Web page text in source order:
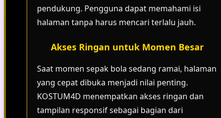
pendukung. Pengguna dapat memahami isi
halaman tanpa harus mencari terlalu jauh.
Akses Ringan untuk Momen Besar
Saat momen sepak bola sedang ramai, halaman
yang cepat dibuka menjadi nilai penting.
KOSTUM4D menempatkan akses ringan dan
tampilan responsif sebagai bagian dari